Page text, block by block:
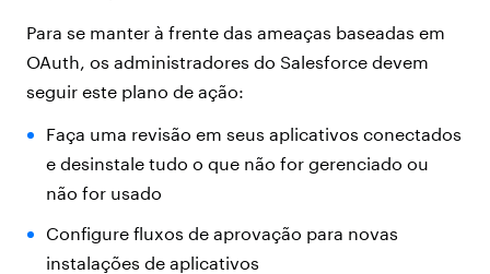
Para se manter à frente das ameaças baseadas em
OAuth, os administradores do Salesforce devem
seguir este plano de ação:
Faça uma revisão em seus aplicativos conectados
e desinstale tudo o que não for gerenciado ou
não for usado
Configure fluxos de aprovação para novas
instalações de aplicativos